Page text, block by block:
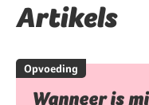
Artikels
Opvoeding
Wanneer is